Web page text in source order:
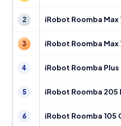
2 iRobot Roomba Max
3 iRobot Roomba Max
4 iRobot Roomba
5 iRobot Roomba
6 iRobot Roomba 105